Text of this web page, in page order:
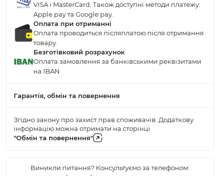
VISA і MasterCard. Також доступні методи платежу:
Apple pay та Google pay.
Оплата при отриманні
Оплата проводиться післяплатою після отримання
товару.
Безготівковий розрахунок
Оплата замовлення за банківськими реквізитами
на IBAN
Гарантія, обмін та повернення
Згідно закону про захист прав споживачів. Додаткову
інформацію можна отримати на сторінці
"Обмін та повернення"
Виникли питання? Консультуємо за телефоном: